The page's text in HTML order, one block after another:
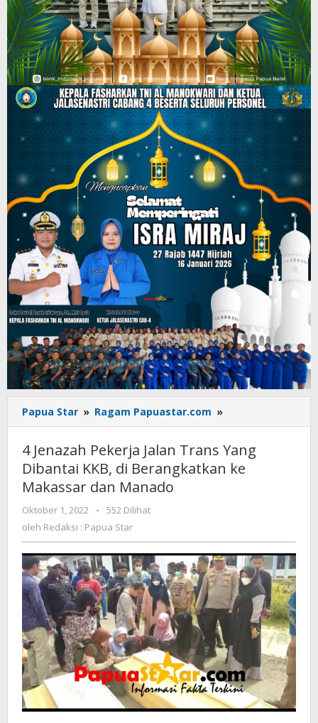
Papua Star » Ragam Papuastar.com »
Jenazah
Jalan
Trans
Berangkatkan
ke
Makassar
dan
Manado
4 Jenazah Pekerja Jalan Trans Yang
Dibantai KKB, di Berangkatkan ke
Makassar dan Manado
Oktober 1, 2022
oleh
Redaksi
:
Star
-
552 Dilihat
oleh Redaksi : Papua Star